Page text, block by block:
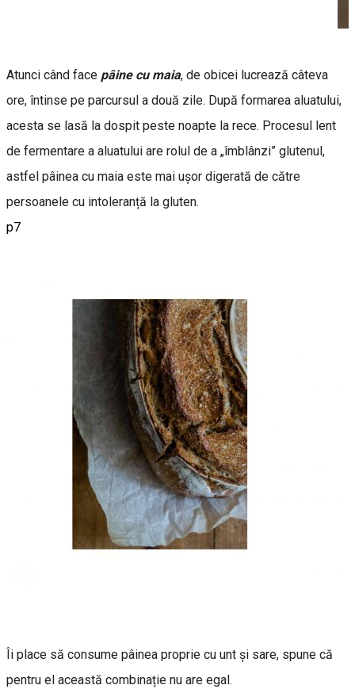
Atunci când face pâine cu maia, de obicei lucrează câteva
ore, întinse pe parcursul a două zile. După formarea aluatului,
acesta se lasă la dospit peste noapte la rece. Procesul lent
de fermentare a aluatului are rolul de a „îmblânzi” glutenul,
astfel pâinea cu maia este mai ușor digerată de către
persoanele cu intoleranță la gluten.
p7
Îi place să consume pâinea proprie cu unt și sare, spune că
pentru el această combinație nu are egal.